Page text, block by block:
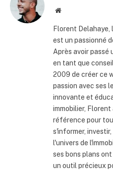
Site
Florent Delahaye,
est un passionné
Après avoir passé
en tant que
2009 de créer ce
passion avec ses
innovante et
immobilier,
référence pour
s'informer,
l'univers de
ses bons plans
un outil précieux